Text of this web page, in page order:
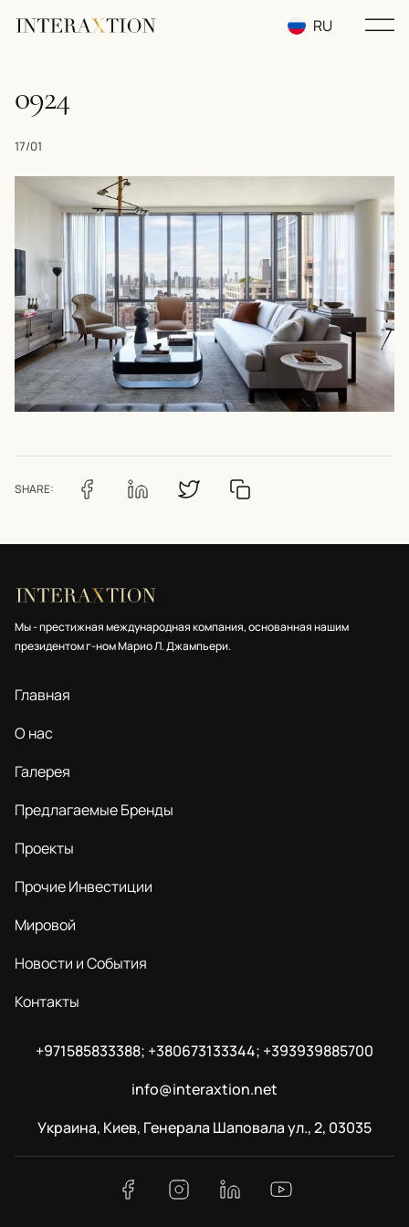
RU
0924
17/01
SHARE:
Мы - престижная международная компания, основанная нашим
президентом г-ном Марио Л. Джампьери.
Главная
О нас
Галерея
Предлагаемые Бренды
Проекты
Прочие Инвестиции
Мировой
Новости и События
Контакты
+971585833388; +380673133344; +393939885700
info@interaxtion.net
Украина, Киев, Генерала Шаповала ул., 2, 03035